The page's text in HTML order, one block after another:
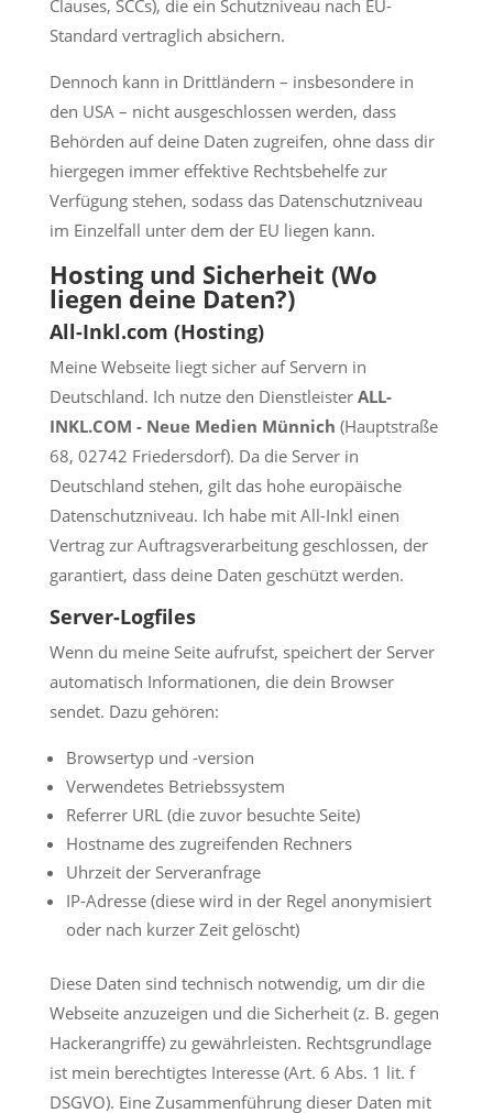
Clauses, SCCs), die ein Schutzniveau nach EU-
Standard vertraglich absichern.
Dennoch kann in Drittländern – insbesondere in
den USA – nicht ausgeschlossen werden, dass
Behörden auf deine Daten zugreifen, ohne dass dir
hiergegen immer effektive Rechtsbehelfe zur
Verfügung stehen, sodass das Datenschutzniveau
im Einzelfall unter dem der EU liegen kann.
Hosting und Sicherheit (Wo
liegen deine Daten?)
All-Inkl.com (Hosting)
Meine Webseite liegt sicher auf Servern in
Deutschland. Ich nutze den Dienstleister ALL-
INKL.COM - Neue Medien Münnich (Hauptstraße
68, 02742 Friedersdorf). Da die Server in
Deutschland stehen, gilt das hohe europäische
Datenschutzniveau. Ich habe mit All-Inkl einen
Vertrag zur Auftragsverarbeitung geschlossen, der
garantiert, dass deine Daten geschützt werden.
Server-Logfiles
Wenn du meine Seite aufrufst, speichert der Server
automatisch Informationen, die dein Browser
sendet. Dazu gehören:
Browsertyp und -version
Verwendetes Betriebssystem
Referrer URL (die zuvor besuchte Seite)
Hostname des zugreifenden Rechners
Uhrzeit der Serveranfrage
IP-Adresse (diese wird in der Regel anonymisiert
oder nach kurzer Zeit gelöscht)
Diese Daten sind technisch notwendig, um dir die
Webseite anzuzeigen und die Sicherheit (z. B. gegen
Hackerangriffe) zu gewährleisten. Rechtsgrundlage
ist mein berechtigtes Interesse (Art. 6 Abs. 1 lit. f
DSGVO). Eine Zusammenführung dieser Daten mit